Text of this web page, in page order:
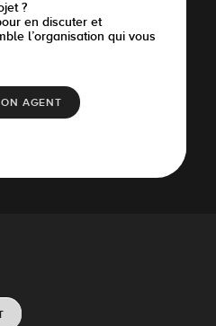
?
en discuter et
l’organisation qui vous
AGENT